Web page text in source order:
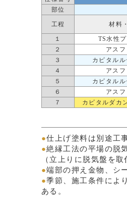
部位
工程 材料
１
TS水性
２
アス
３
カピタル
４
アス
５
カピタル
６
アス
７
カピタルダカ
●仕上げ塗料は別途工
●絶縁工法の平場の脱
（立上りに脱気盤を
●端部の押え金物、シ
●季節、施工条件によ
ある。